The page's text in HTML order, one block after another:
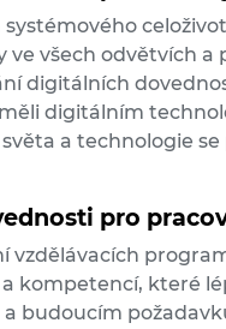
systémového
ve všech odvětvích a
digitálních
digitálním
a technologie se
pro
vzdělávacích
kompetencí, které
a budoucím